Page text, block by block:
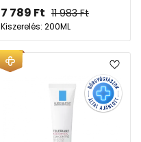
7 789 Ft 11 983Ft
Kiszerelés: 200ML